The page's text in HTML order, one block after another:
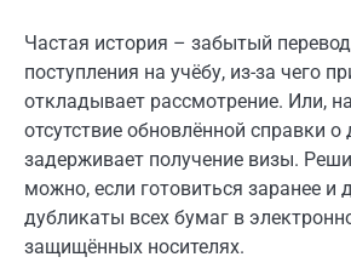
Частая история – забытый
поступления на учёбу, из-за чего
откладывает рассмотрение. Или,
отсутствие обновлённой справки о
задерживает получение визы.
можно, если готовиться заранее и
дубликаты всех бумаг в
защищённых носителях.